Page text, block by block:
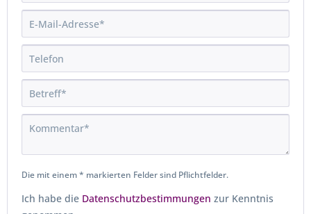
Die mit einem * markierten Felder sind Pflichtfelder.
Ich habe die Datenschutzbestimmungen zur Kenntnis